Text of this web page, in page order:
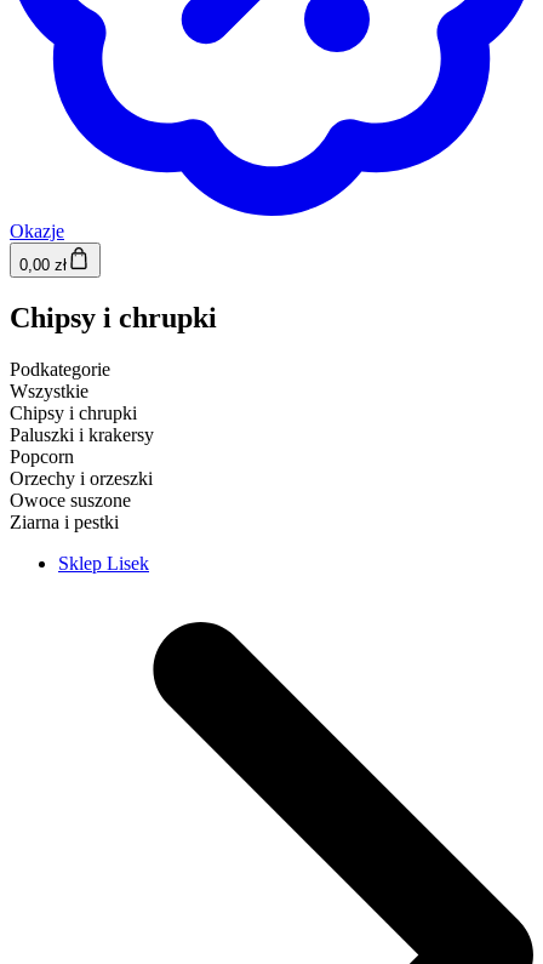
Okazje
0,00 zł
Chipsy i chrupki
Podkategorie
Wszystkie
Chipsy i chrupki
Paluszki i krakersy
Popcorn
Orzechy i orzeszki
Owoce suszone
Ziarna i pestki
Sklep Lisek